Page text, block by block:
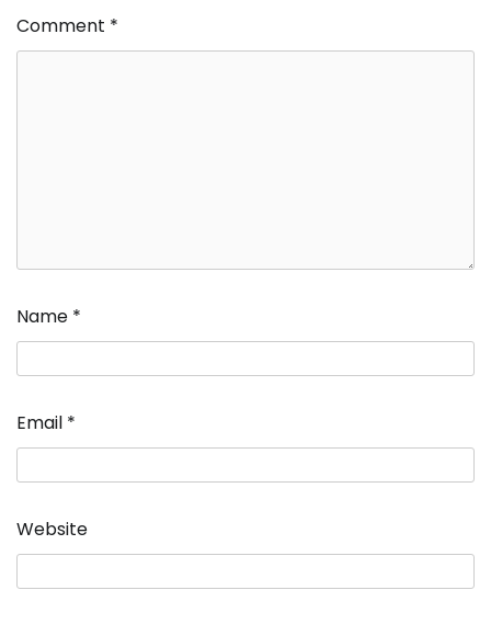
Comment *
Name *
Email *
Website